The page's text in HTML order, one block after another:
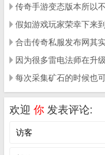
传奇手游变态版本所以
假如游戏玩家荣幸下来
合击传奇私服发布网其
因为很多雷电法师在升
每次采集矿石的时候也
欢迎 你 发表评论: